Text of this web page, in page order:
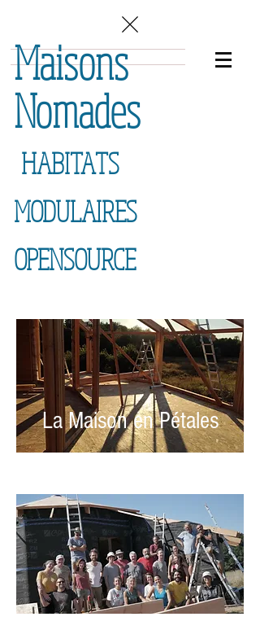
Maisons
Nomades
HABITATS
MODULAIRES
OPENSOURCE
La Maison en Pétales